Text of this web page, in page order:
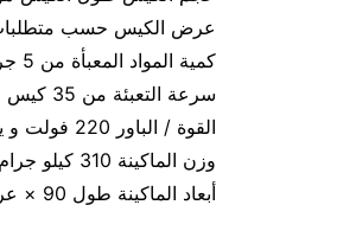
عرض الكيس حسب
كمية المواد المعبأة من 5 جرام حتي 250 جرام تقريبا و يمكن تعديله حتي 500 جرام تقريبا
سرعة التعبئة من 35 كيس حتي 60 كيس / دقيقة تقريبا و لمادة التغليف اعتبار في السرعه
القوة / الباور 220 فولت و يمكن ضبط الفولت حسب الكهرباء المتاحه 1.2 كيلو وات تقريبا
وزن الماكينة 310 كيلو جرام تقريبارتزيد او تنقص حسب تحديثات الماكينة
أبعاد الماكينة طول 90 × عرض 90 × ارتفاع 180 سم تقريبا و يمكن فك الماكينة و تركيبها في اي مكان